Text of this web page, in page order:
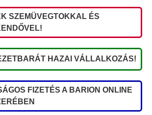
SZEMÜVEGTOKKAL ÉS
HAZAI VÁLLALKOZÁS!
FIZETÉS A BARION ONLINE